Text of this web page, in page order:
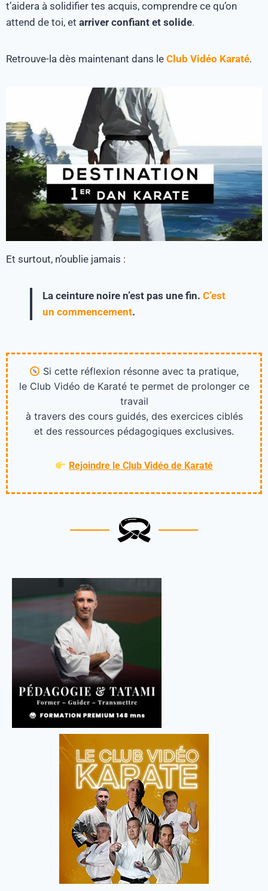
t’aidera à solidifier tes acquis, comprendre ce qu’on
attend de toi, et arriver confiant et solide.
Retrouve-la dès maintenant dans le Club Vidéo Karaté.
Et surtout, n’oublie jamais :
La ceinture noire n’est pas une fin. C’est
un commencement.
Si cette réflexion résonne avec ta pratique,
le Club Vidéo de Karaté te permet de prolonger ce
travail
à travers des cours guidés, des exercices ciblés
et des ressources pédagogiques exclusives.
Rejoindre le Club Vidéo de Karaté